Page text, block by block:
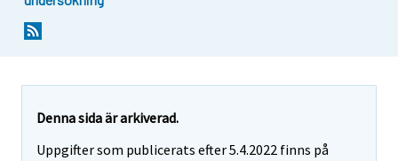
Denna sida är arkiverad.
Uppgifter som publicerats efter 5.4.2022 finns på